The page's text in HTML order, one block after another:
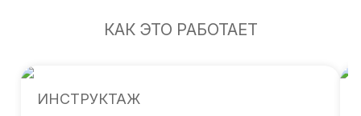
КАК ЭТО РАБОТАЕТ
ИНСТРУКТАЖ